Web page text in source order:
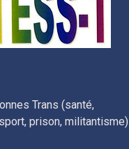
Trans (santé,
prison, militantisme)